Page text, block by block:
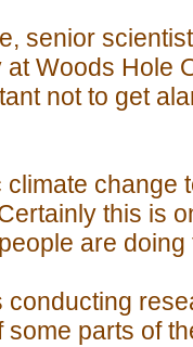
senior
Woods Hole
not to get
climate change
this is
are doing
conducting
some parts of